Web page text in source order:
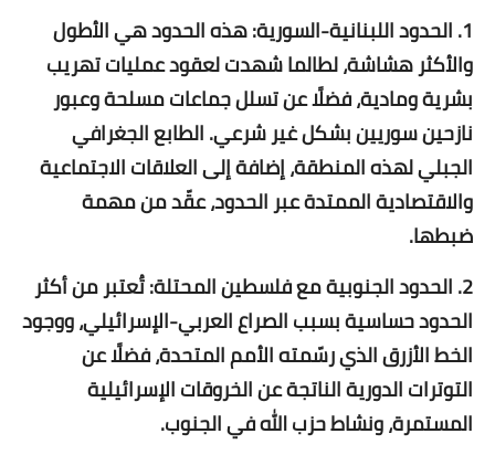
1. الحدود اللبنانية-السورية: هذه الحدود هي الأطول
والأكثر هشاشة، لطالما شهدت لعقود عمليات تهريب
بشرية ومادية، فضلًا عن تسلل جماعات مسلحة وعبور
نازحين سوريين بشكل غير شرعي. الطابع الجغرافي
الجبلي لهذه المنطقة، إضافة إلى العلاقات الاجتماعية
والاقتصادية الممتدة عبر الحدود، عقّد من مهمة
ضبطها.
2. الحدود الجنوبية مع فلسطين المحتلة: تُعتبر من أكثر
الحدود حساسية بسبب الصراع العربي-الإسرائيلي، ووجود
الخط الأزرق الذي رسّمته الأمم المتحدة، فضلًا عن
التوترات الدورية الناتجة عن الخروقات الإسرائيلية
المستمرة، ونشاط حزب الله في الجنوب.